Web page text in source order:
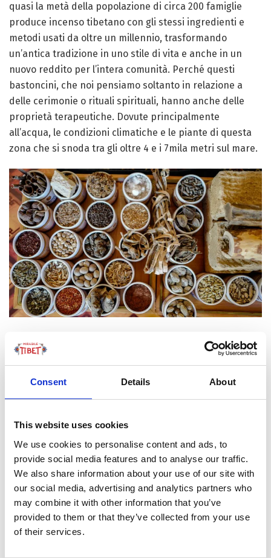
Consent Details About
This website uses cookies
We use cookies to personalise content and ads, to
provide social media features and to analyse our traffic.
We also share information about your use of our site with
our social media, advertising and analytics partners who
may combine it with other information that you’ve
provided to them or that they’ve collected from your use
of their services.
quasi la metà della popolazione di circa 200 famiglie
produce incenso tibetano con gli stessi ingredienti e
metodi usati da oltre un millennio, trasformando
un’antica tradizione in uno stile di vita e anche in un
nuovo reddito per l’intera comunità. Perché questi
bastoncini, che noi pensiamo soltanto in relazione a
delle cerimonie o rituali spirituali, hanno anche delle
proprietà terapeutiche. Dovute principalmente
all’acqua, le condizioni climatiche e le piante di questa
zona che si snoda tra gli oltre 4 e i 7mila metri sul mare.
Infatti, tra erbe officinali, legni aromatici, resine e
spezie, l’incenso tibetano contiene circa 30 ingredienti
carpino rosso, rosso, il sandalo rosso, il sandalo bianco,
legno di agar, la corteccia del tabu-no-ki (l’alloro
nella Medicina Ayurvedica), il borneolo, il mirabolano (o
pruno rusticano), la mirra, il l’ambra, il franchincenso, la
colofonia, i chiodi di garofano, il cardamomo, la
cannella, il muschio, la curcuma, la liquirizia, il fungo
“bruco” cinese e – qualche volta – la polvere di perla,
agata e turchese. Ingredienti macinati insieme,